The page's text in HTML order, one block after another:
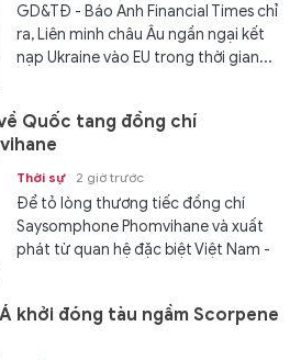
GD&TĐ - Báo Anh Financial Times chỉ
ra, Liên minh châu Âu ngần ngại kết
nạp Ukraine vào EU trong thời gian...
Quốc tang đồng chí
Thời sự 2 giờ trước
Để tỏ lòng thương tiếc đồng chí
Saysomphone Phomvihane và xuất
phát từ quan hệ đặc biệt Việt Nam -
Cộng hoà xã hội Chủ nghĩa Việt
khởi đóng tàu ngầm Scorpene